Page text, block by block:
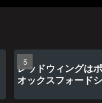
レッドウィングは
オックスフォード
1年間の経年変化